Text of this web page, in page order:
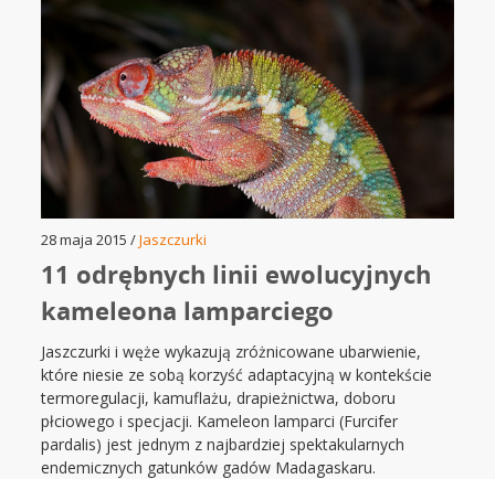
28 maja 2015 /Jaszczurki
11 odrębnych linii ewolucyjnych
kameleona lamparciego
Jaszczurki i węże wykazują zróżnicowane ubarwienie,
które niesie ze sobą korzyść adaptacyjną w kontekście
termoregulacji, kamuflażu, drapieżnictwa, doboru
płciowego i specjacji. Kameleon lamparci (Furcifer
pardalis) jest jednym z najbardziej spektakularnych
endemicznych gatunków gadów Madagaskaru.